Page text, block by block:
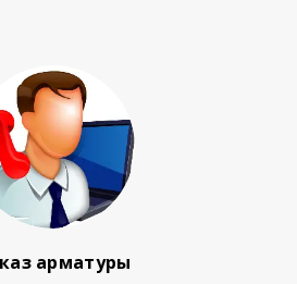
арматуры